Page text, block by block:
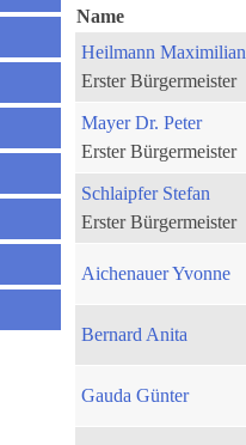
Name
Heilmann Maximilian
Erster Bürgermeister
Mayer Dr. Peter
Erster Bürgermeister
Schlaipfer Stefan
Erster Bürgermeister
Aichenauer Yvonne
Bernard Anita
Gauda Günter